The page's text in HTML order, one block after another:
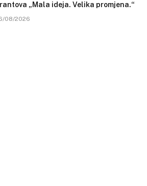
„Mala ideja. Velika promjena.“
08/2026